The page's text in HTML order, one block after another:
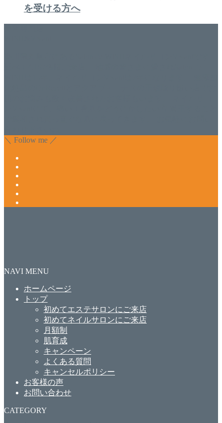
を受ける方へ
＼ Follow me ／
NAVI MENU
ホームページ
トップ
初めてエステサロンにご来店
初めてネイルサロンにご来店
月額制
肌育成
キャンペーン
よくある質問
キャンセルポリシー
お客様の声
お問い合わせ
CATEGORY